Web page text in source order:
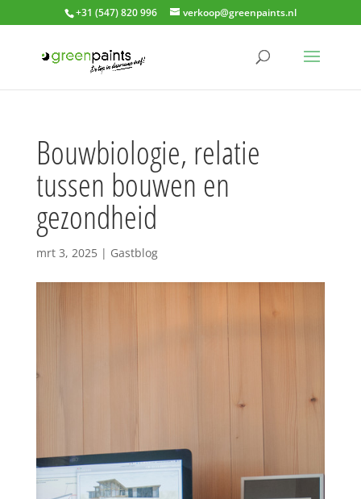
+31 (547) 820 996 verkoop@greenpaints.nl
Bouwbiologie, relatie
tussen bouwen en
gezondheid
mrt 3, 2025| Gastblog